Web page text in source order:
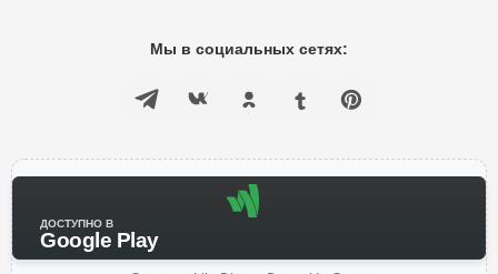
Мы в социальных сетях:
ДОСТУПНО В
Google Play